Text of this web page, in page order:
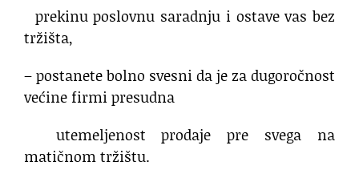
prekinu poslovnu saradnju i ostave vas bez
tržišta,
– postanete bolno svesni da je za dugoročnost
većine firmi presudna
utemeljenost prodaje pre svega na
matičnom tržištu.